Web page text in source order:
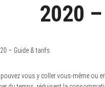
2020
– Guide & tarifs
pouvez vous y coller vous-même ou